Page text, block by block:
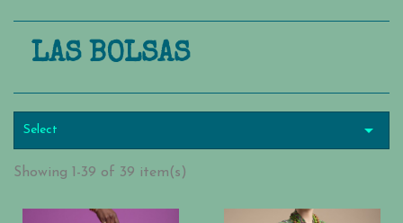
LAS BOLSAS
Select 
Showing 1-39 of 39 item(s)